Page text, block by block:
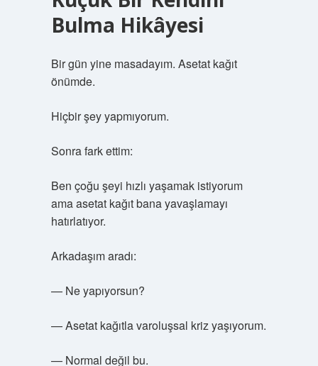
Bulma Hikâyesi
Bir gün yine masadayım. Asetat kağıt
önümde.
Hiçbir şey yapmıyorum.
Sonra fark ettim:
Ben çoğu şeyi hızlı yaşamak istiyorum
ama asetat kağıt bana yavaşlamayı
hatırlatıyor.
Arkadaşım aradı:
— Ne yapıyorsun?
— Asetat kağıtla varoluşsal kriz yaşıyorum.
— Normal değil bu.